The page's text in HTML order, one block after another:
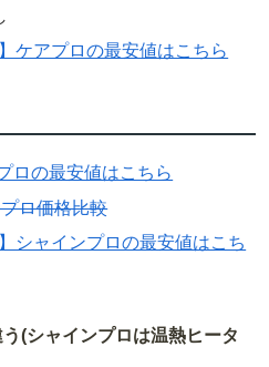
ケアプロの最安値はこちら
ロの最安値はこちら
ロ価格比較
シャインプロの最安値はこち
(シャインプロは温熱ヒータ